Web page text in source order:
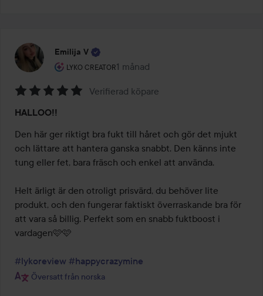
Emilija V
LYKO CREATOR
Användarens roll: Lyko Creator.
1 månad
Inlägget skapades 1 månad
5
av
5
Verifierad köpare
HALLOO!!
Den här ger riktigt bra fukt till håret och gör det mjukt
och lättare att hantera ganska snabbt. Den känns inte
tung eller fet, bara fräsch och enkel att använda.
Helt ärligt är den otroligt prisvärd, du behöver lite
produkt, och den fungerar faktiskt överraskande bra för
att vara så billig. Perfekt som en snabb fuktboost i
vardagen🩷🩷
#lykoreview #happycrazymine
Översatt från norska